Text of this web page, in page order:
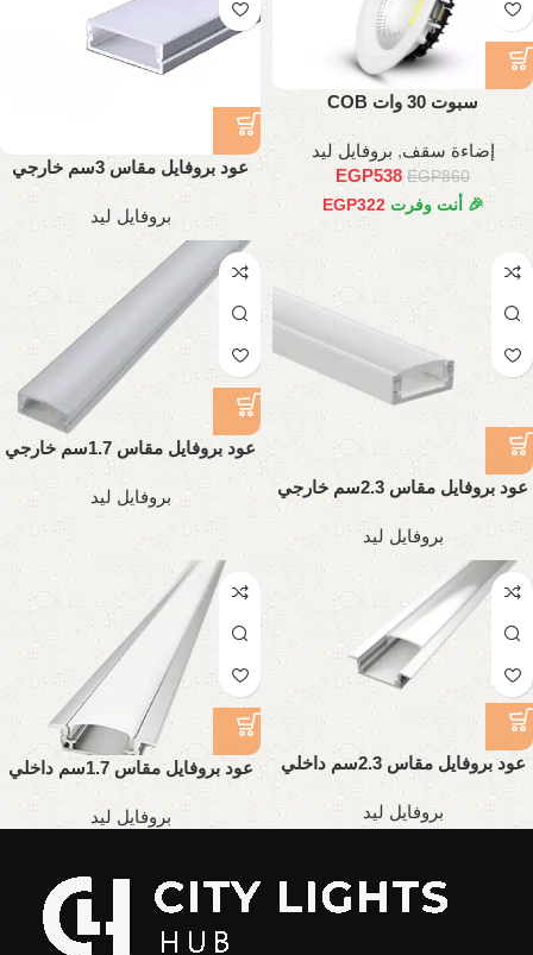
سبوت 30 وات COB
إضاءة سقف, بروفايل ليد
EGP860
EGP538
🎉 أنت وفرت EGP322
عود بروفايل مقاس 3سم خارجي
بروفايل ليد
عود بروفايل مقاس 2.3سم خارجي
تقيل
بروفايل ليد
عود بروفايل مقاس 1.7سم خارجي
بروفايل ليد
عود بروفايل مقاس 2.3سم داخلي
بروفايل ليد
عود بروفايل مقاس 1.7سم داخلي
بروفايل ليد